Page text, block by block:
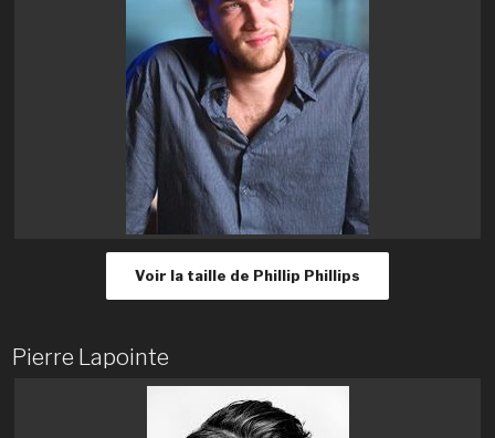
Voir la taille de Phillip Phillips
Pierre Lapointe